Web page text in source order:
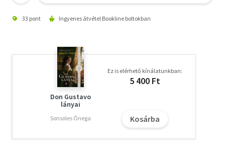
33 pont Ingyenes átvétel Bookline boltokban
Don Gustavo
lányai
Sonsoles Ónega
Ez is elérhető kínálatunkban:
5 400 Ft
Kosárba